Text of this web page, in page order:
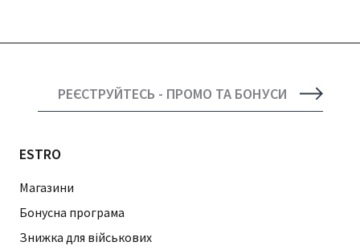
РЕЄСТРУЙТЕСЬ - ПРОМО ТА БОНУСИ
ESTRO
Магазини
Бонусна програма
Знижка для військових